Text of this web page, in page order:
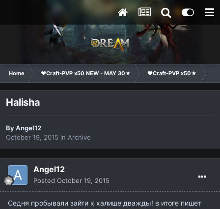
Home ❤Craft-PVP x50 NEW - MAY 30★ ❤Craft-PVP x50★
Halisha
ByAngel12
October 19, 2015 in Archive
Angel12
Posted October 19, 2015
Седня пробывали зайти к халише дважды! в итоге пишет